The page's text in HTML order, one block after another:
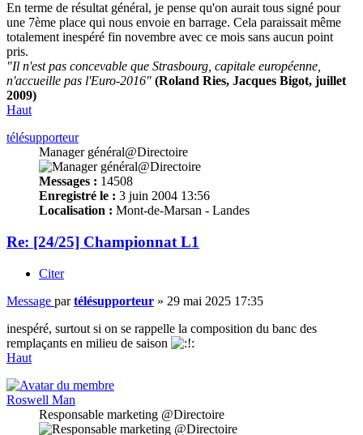
En terme de résultat général, je pense qu'on aurait tous signé pour
une 7ème place qui nous envoie en barrage. Cela paraissait même
totalement inespéré fin novembre avec ce mois sans aucun point
pris.
"Il n'est pas concevable que Strasbourg, capitale européenne,
n'accueille pas l'Euro-2016" (Roland Ries, Jacques Bigot, juillet
2009)
Haut
télésupporteur
Manager général@Directoire
Messages : 14508
Enregistré le : 3 juin 2004 13:56
Localisation : Mont-de-Marsan - Landes
Re: [24/25] Championnat L1
Citer
Message partélésupporteur » 29 mai 2025 17:35
inespéré, surtout si on se rappelle la composition du banc des
remplaçants en milieu de saison
Haut
Roswell Man
Responsable marketing @Directoire